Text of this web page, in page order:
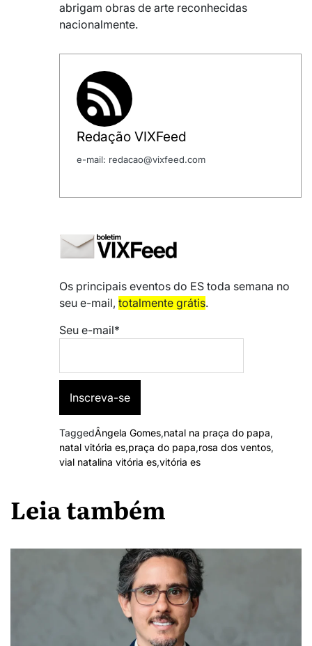
abrigam obras de arte reconhecidas
nacionalmente.
Redação VIXFeed
e-mail: redacao@vixfeed.com
Os principais eventos do ES toda semana no
seu e-mail, totalmente grátis.
Seu e-mail*
TaggedÂngela Gomes,natal na praça do papa,
natal vitória es,praça do papa,rosa dos ventos,
vial natalina vitória es,vitória es
Leia também